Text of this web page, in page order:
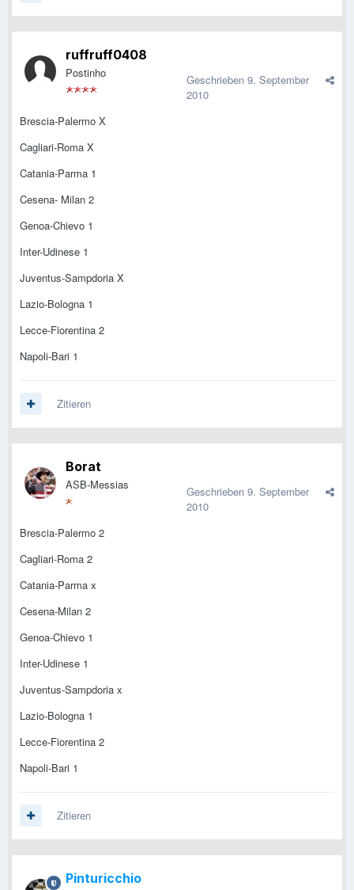
ruffruff0408
Postinho Geschrieben 9. September
2010
Brescia-Palermo X
Cagliari-Roma X
Catania-Parma 1
Cesena- Milan 2
Genoa-Chievo 1
Inter-Udinese 1
Juventus-Sampdoria X
Lazio-Bologna 1
Lecce-Fiorentina 2
Napoli-Bari 1
Zitieren
Borat
ASB-Messias Geschrieben 9. September
2010
Brescia-Palermo 2
Cagliari-Roma 2
Catania-Parma x
Cesena-Milan 2
Genoa-Chievo 1
Inter-Udinese 1
Juventus-Sampdoria x
Lazio-Bologna 1
Lecce-Fiorentina 2
Napoli-Bari 1
Zitieren
Pinturicchio